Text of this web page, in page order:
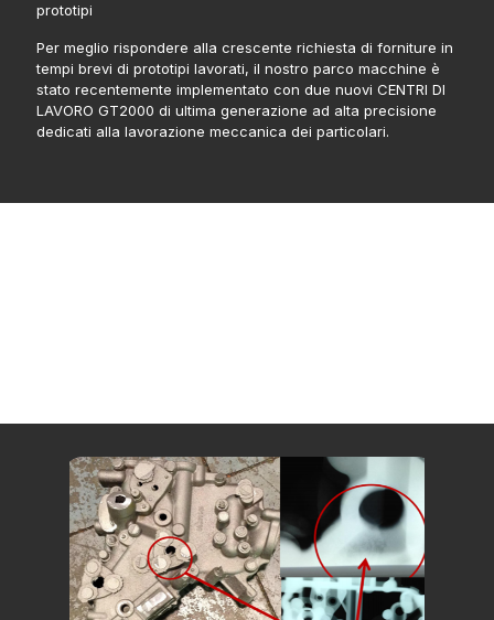
prototipi
Per meglio rispondere alla crescente richiesta di forniture in
tempi brevi di prototipi lavorati, il nostro parco macchine è
stato recentemente implementato con due nuovi CENTRI DI
LAVORO GT2000 di ultima generazione ad alta precisione
dedicati alla lavorazione meccanica dei particolari.